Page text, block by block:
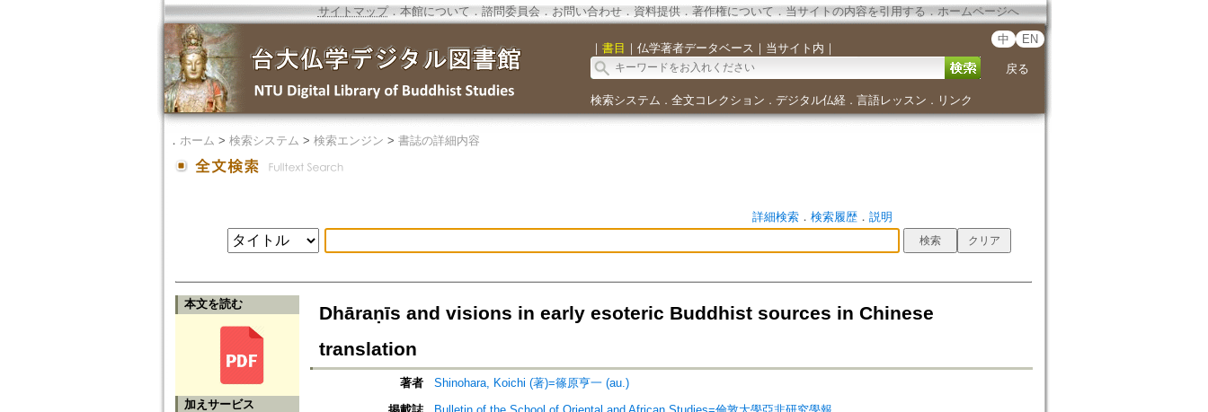
サイトマップ．本館について ． 諮問委員会． お問い合わせ． 資料提供． 著作権について．当サイトの内容を引用する ． ホームページへ
｜ 書目 ｜ 仏学著者データベース ｜ 当サイト内 ｜
中 EN
戻る
検索システム ． 全文コレクション ． デジタル仏経． 言語レッスン ． リンク
． ホーム > 検索システム > 検索エンジン > 書誌の詳細内容
詳細検索． 検索履歴． 説明
本文を読む
加えサービス
Dhāraṇīs and visions in early esoteric Buddhist sources in Chinese
translation
著者
Shinohara, Koichi (著)=篠原亨一 (au.)